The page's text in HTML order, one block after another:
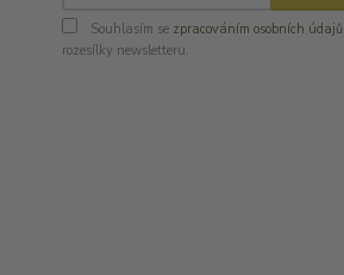
Souhlasím se zpracováním osobních údajů
rozesílky newsletteru.